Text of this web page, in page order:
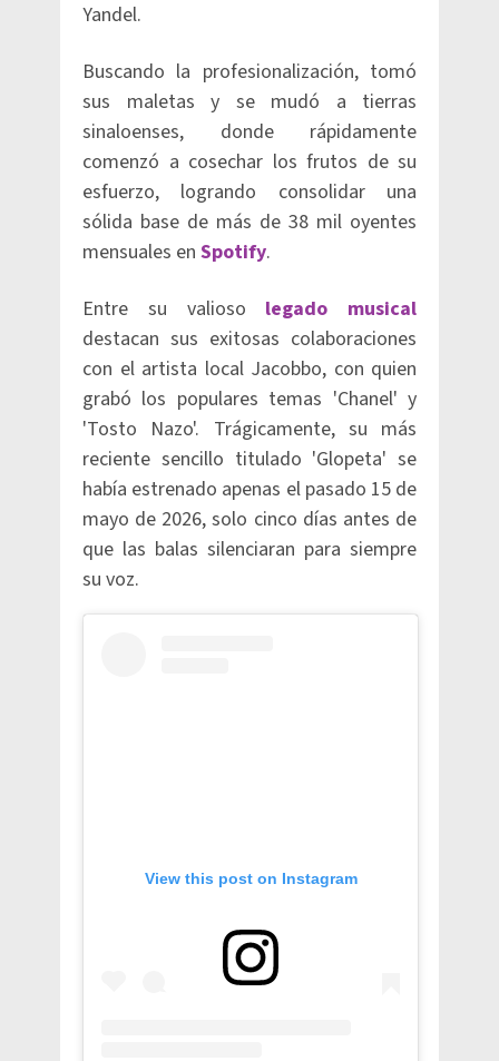
Yandel.
Buscando la profesionalización, tomó
sus maletas y se mudó a tierras
sinaloenses, donde rápidamente
comenzó a cosechar los frutos de su
esfuerzo, logrando consolidar una
sólida base de más de 38 mil oyentes
mensuales en Spotify.
Entre su valioso legado musical
destacan sus exitosas colaboraciones
con el artista local Jacobbo, con quien
grabó los populares temas 'Chanel' y
'Tosto Nazo'. Trágicamente, su más
reciente sencillo titulado 'Glopeta' se
había estrenado apenas el pasado 15 de
mayo de 2026, solo cinco días antes de
que las balas silenciaran para siempre
su voz.
View this post on Instagram